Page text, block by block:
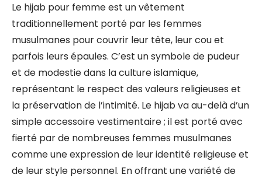
Le hijab pour femme est un vêtement
traditionnellement porté par les femmes
musulmanes pour couvrir leur tête, leur cou et
parfois leurs épaules. C’est un symbole de pudeur
et de modestie dans la culture islamique,
représentant le respect des valeurs religieuses et
la préservation de l’intimité. Le hijab va au-delà d’un
simple accessoire vestimentaire ; il est porté avec
fierté par de nombreuses femmes musulmanes
comme une expression de leur identité religieuse et
de leur style personnel. En offrant une variété de